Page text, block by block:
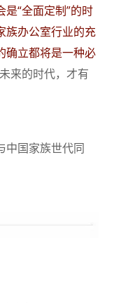
是“全面定制”的时
族办公室行业的充
确立都将是一种必
来的时代，才有
中国家族世代同